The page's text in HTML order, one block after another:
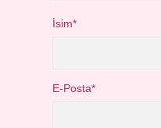
İsim*
E-Posta*